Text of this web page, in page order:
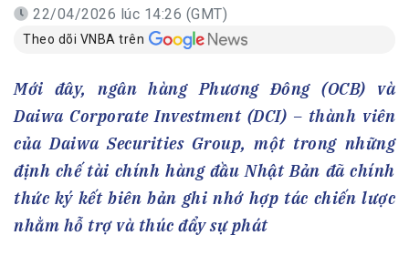
22/04/2026 lúc 14:26 (GMT)
Theo dõi VNBA trên
Mới đây, ngân hàng Phương Đông (OCB) và
Daiwa Corporate Investment (DCI) – thành viên
của Daiwa Securities Group, một trong những
định chế tài chính hàng đầu Nhật Bản đã chính
thức ký kết biên bản ghi nhớ hợp tác chiến lược
nhằm hỗ trợ và thúc đẩy sự phát